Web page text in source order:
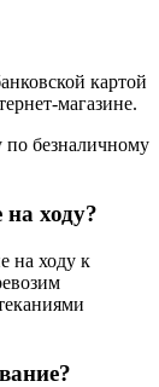
картой
безналичному
ходу?
на ходу к